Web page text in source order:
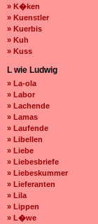
» K�ken
» Kuenstler
» Kuerbis
» Kuh
» Kuss
L wie Ludwig
» La-ola
» Labor
» Lachende
» Lamas
» Laufende
» Libellen
» Liebe
» Liebesbriefe
» Liebeskummer
» Lieferanten
» Lila
» Lippen
» L�we